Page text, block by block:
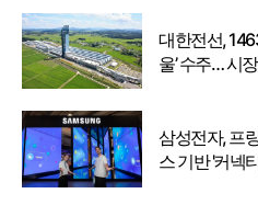
대한전선,
울’ 수주… 시
삼성전자, 프
스 기반 '커넥